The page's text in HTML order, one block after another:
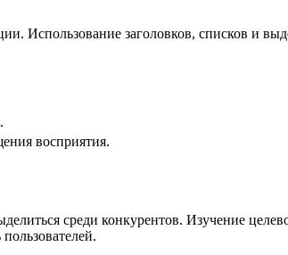
Использование заголовков, списков и
восприятия.
среди конкурентов. Изучение